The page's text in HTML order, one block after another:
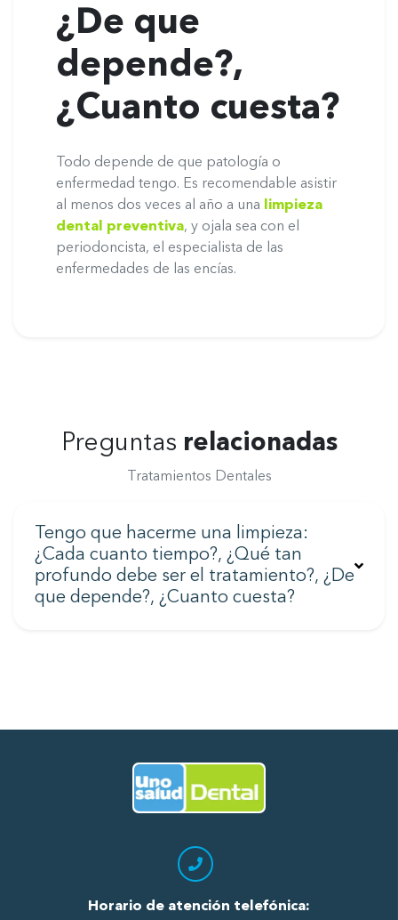
¿De que
depende?,
¿Cuanto cuesta?
Todo depende de que patología o
enfermedad tengo. Es recomendable asistir
al menos dos veces al año a una
limpieza
dental preventiva, y ojala sea con el
periodoncista, el especialista de las
enfermedades de las encías.
Preguntas relacionadas
Tratamientos Dentales
Tengo que hacerme una limpieza:
¿Cada cuanto tiempo?, ¿Qué tan
profundo debe ser el tratamiento?, ¿De
que depende?, ¿Cuanto cuesta?
Horario de atención telefónica: